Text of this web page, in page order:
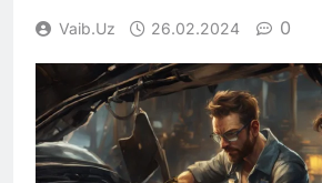
Vaib.uz 26.02.2024 0